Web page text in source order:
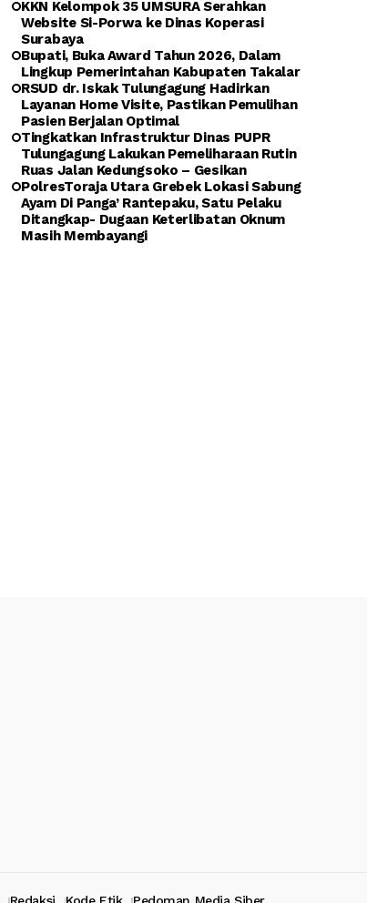
KKN Kelompok 35 UMSURA Serahkan
Website Si-Porwa ke Dinas Koperasi
Surabaya
Bupati, Buka Award Tahun 2026, Dalam
Lingkup Pemerintahan Kabupaten Takalar
RSUD dr. Iskak Tulungagung Hadirkan
Layanan Home Visite, Pastikan Pemulihan
Pasien Berjalan Optimal
Tingkatkan Infrastruktur Dinas PUPR
Tulungagung Lakukan Pemeliharaan Rutin
Ruas Jalan Kedungsoko – Gesikan
PolresToraja Utara Grebek Lokasi Sabung
Ayam Di Panga’ Rantepaku, Satu Pelaku
Ditangkap- Dugaan Keterlibatan Oknum
Masih Membayangi